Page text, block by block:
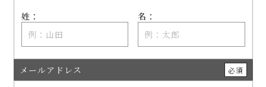
姓： 名：
メールアドレス 必須